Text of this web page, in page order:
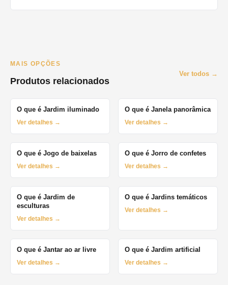
MAIS OPÇÕES
Produtos relacionados
Ver todos →
O que é Jardim iluminado
Ver detalhes →
O que é Janela panorâmica
Ver detalhes →
O que é Jogo de baixelas
Ver detalhes →
O que é Jorro de confetes
Ver detalhes →
O que é Jardim de
esculturas
Ver detalhes →
O que é Jardins temáticos
Ver detalhes →
O que é Jantar ao ar livre
Ver detalhes →
O que é Jardim artificial
Ver detalhes →